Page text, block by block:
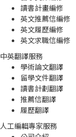
讀書計畫編修
英文推薦信編修
英文履歷編修
英文求職信編修
中英翻譯服務
學術論文翻譯
留學文件翻譯
讀書計劃翻譯
推薦信翻譯
履歷翻譯
人工編輯專家服務